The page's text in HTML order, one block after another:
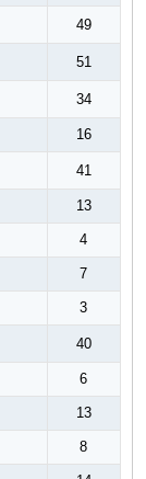
49
51
34
16
41
13
4
7
3
40
6
13
8